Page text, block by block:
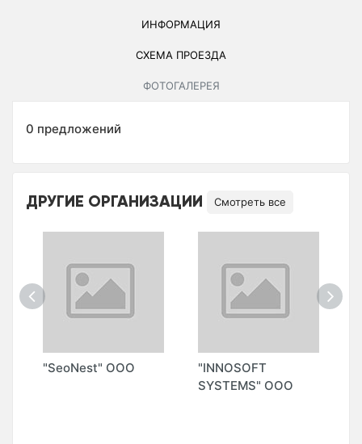
ИНФОРМАЦИЯ
СХЕМА ПРОЕЗДА
ФОТОГАЛЕРЕЯ
0 предложений
ДРУГИЕ ОРГАНИЗАЦИИ Смотреть все
"SeoNest" ООО
"INNOSOFT
SYSTEMS" ООО